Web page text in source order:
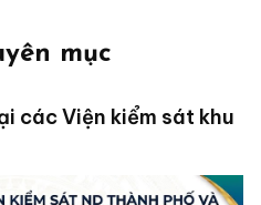
mục
các Viện kiểm sát khu